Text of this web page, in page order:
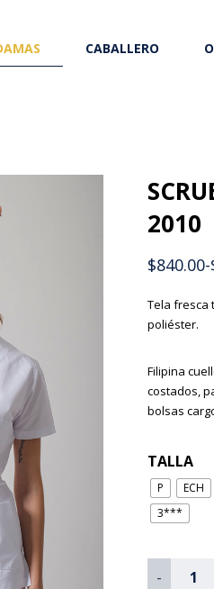
CABALLERO
2010
-
$840.00
Tela fresca
poliéster.
Filipina
costados,
bolsas
TALLA
P ECH
3***
-